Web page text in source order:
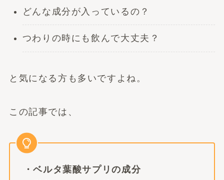
どんな成分が入っているの？
つわりの時にも飲んで大丈夫？
と気になる方も多いですよね。
この記事では、
・ベルタ葉酸サプリの成分